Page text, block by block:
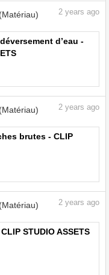
2 years ago
d’eau -
2 years ago
brutes - CLIP
2 years ago
STUDIO ASSETS